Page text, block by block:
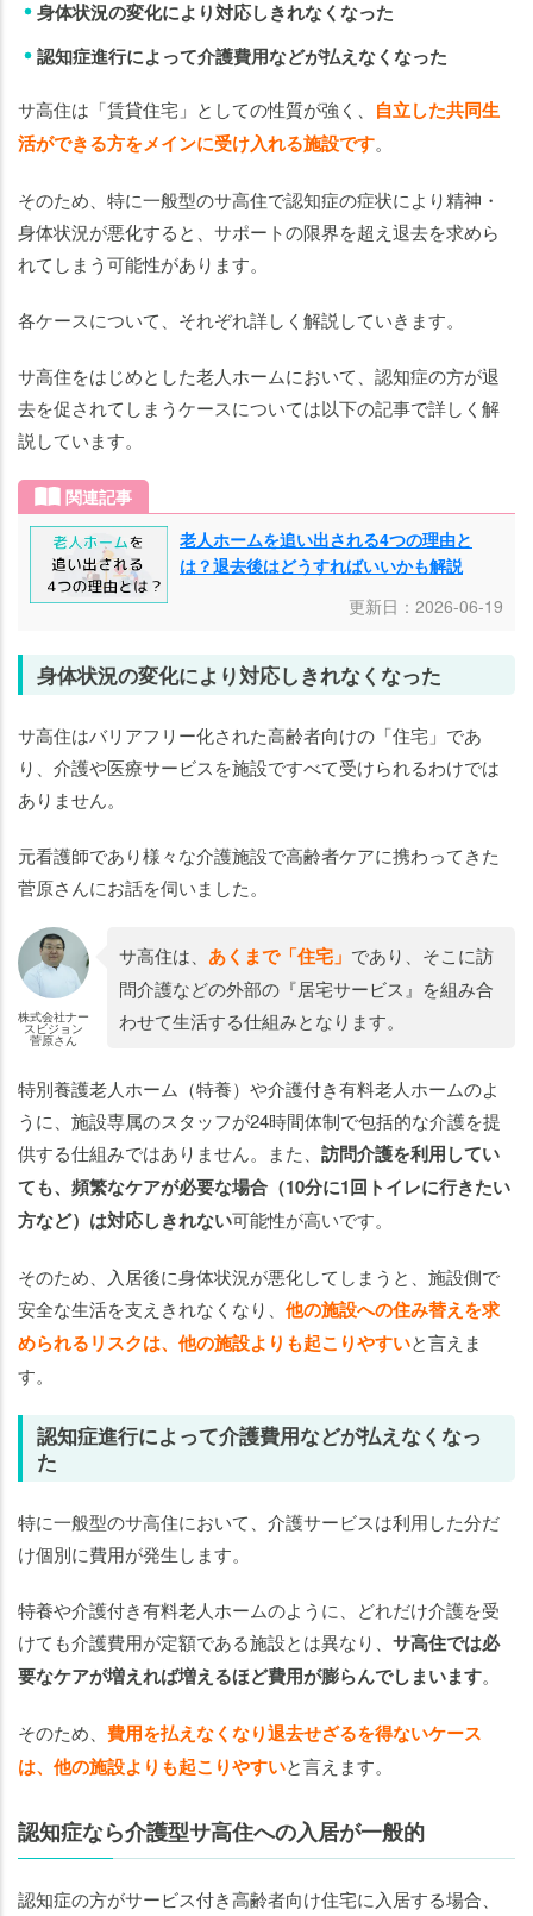
身体状況の変化により対応しきれなくなった
認知症進行によって介護費用などが払えなくなった
サ高住は「賃貸住宅」としての性質が強く、 自立した共同生
活ができる方をメインに受け入れる施設です。
そのため、特に一般型のサ高住で認知症の症状により精神・
身体状況が悪化すると、サポートの限界を超え退去を求めら
れてしまう可能性があります。
各ケースについて、それぞれ詳しく解説していきます。
サ高住をはじめとした老人ホームにおいて、認知症の方が退
去を促されてしまうケースについては以下の記事で詳しく解
説しています。
関連記事
老人ホームを追い出される4つの理由と
は？退去後はどうすればいいかも解説
更新日：2026-06-19
身体状況の変化により対応しきれなくなった
サ高住はバリアフリー化された高齢者向けの「住宅」であ
り、介護や医療サービスを施設ですべて受けられるわけでは
ありません。
元看護師であり様々な介護施設で高齢者ケアに携わってきた
菅原さんにお話を伺いました。
株式会社ナー
スビジョン
菅原さん
サ高住は、 あくまで「住宅」 であり、そこに訪
問介護などの外部の『居宅サービス』を組み合
わせて生活する仕組みとなります。
特別養護老人ホーム（特養）や介護付き有料老人ホームのよ
うに、施設専属のスタッフが24時間体制で包括的な介護を提
供する仕組みではありません。また、 訪問介護を利用してい
ても、頻繁なケアが必要な場合（10分に1回トイレに行きたい
方など）は対応しきれない可能性が高いです。
そのため、入居後に身体状況が悪化してしまうと、施設側で
安全な生活を支えきれなくなり、 他の施設への住み替えを求
められるリスクは、他の施設よりも起こりやすいと言えま
す。
認知症進行によって介護費用などが払えなくなっ
た
特に一般型のサ高住において、介護サービスは利用した分だ
け個別に費用が発生します。
特養や介護付き有料老人ホームのように、どれだけ介護を受
けても介護費用が定額である施設とは異なり、 サ高住では必
要なケアが増えれば増えるほど費用が膨らんでしまいます。
そのため、 費用を払えなくなり退去せざるを得ないケース
は、他の施設よりも起こりやすいと言えます。
認知症なら介護型サ高住への入居が一般的
認知症の方がサービス付き高齢者向け住宅に入居する場合、